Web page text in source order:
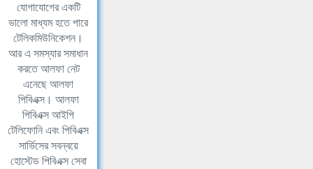
যোগাযোগের একটি
ভালো মাধ্যম হতে পারে
টেলিকমিউনিকেশন।
আর এ সমস্যার সমাধান
করতে আলফা নেট
এনেছে আলফা
পিবিএক্স। আলফা
পিবিএক্স আইপি
টেলিফোনি এবং পিবিএক্স
সার্ভিসের সবন্বয়ে
হোস্টেড পিবিএক্স সেবা